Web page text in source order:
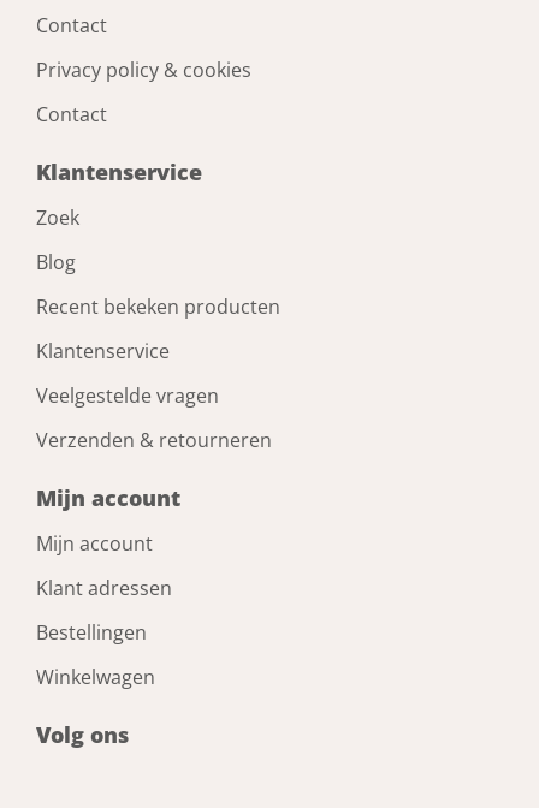
rubber H07RN-F 3 x 1.5mm² 5 meter
Artikelnummer: 1524031
€ 33,53 incl. BTW
Prijs per 1 stuk
Bestel nu!
verdeelblok
Voorraad: Niet op voorraad